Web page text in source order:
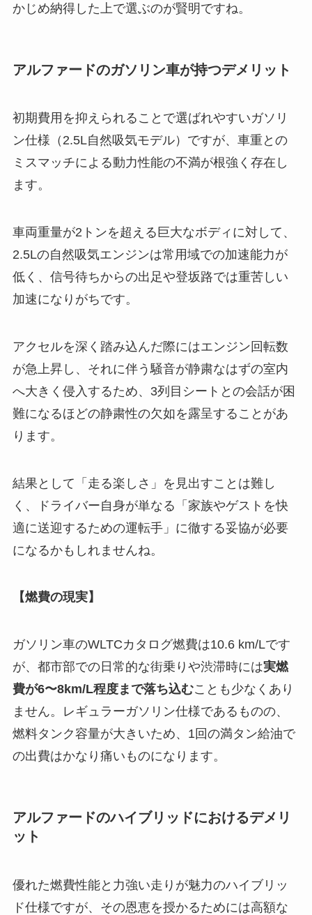
かじめ納得した上で選ぶのが賢明ですね。
アルファードのガソリン車が持つデメリット
初期費用を抑えられることで選ばれやすいガソリ
ン仕様（2.5L自然吸気モデル）ですが、車重との
ミスマッチによる動力性能の不満が根強く存在し
ます。
車両重量が2トンを超える巨大なボディに対して、
2.5Lの自然吸気エンジンは常用域での加速能力が
低く、信号待ちからの出足や登坂路では重苦しい
加速になりがちです。
アクセルを深く踏み込んだ際にはエンジン回転数
が急上昇し、それに伴う騒音が静粛なはずの室内
へ大きく侵入するため、3列目シートとの会話が困
難になるほどの静粛性の欠如を露呈することがあ
ります。
結果として「走る楽しさ」を見出すことは難し
く、ドライバー自身が単なる「家族やゲストを快
適に送迎するための運転手」に徹する妥協が必要
になるかもしれませんね。
【燃費の現実】
ガソリン車のWLTCカタログ燃費は10.6 km/Lです
が、都市部での日常的な街乗りや渋滞時には実燃
費が6〜8km/L程度まで落ち込むことも少なくあり
ません。レギュラーガソリン仕様であるものの、
燃料タンク容量が大きいため、1回の満タン給油で
の出費はかなり痛いものになります。
アルファードのハイブリッドにおけるデメリ
ット
優れた燃費性能と力強い走りが魅力のハイブリッ
ド仕様ですが、その恩恵を授かるためには高額な